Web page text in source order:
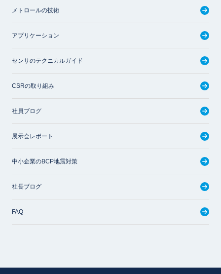
メトロールの技術
アプリケーション
センサのテクニカルガイド
CSRの取り組み
社員ブログ
展示会レポート
中小企業のBCP地震対策
社長ブログ
FAQ